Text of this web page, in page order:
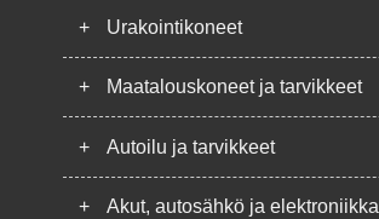
+ Urakointikoneet
+ Maatalouskoneet ja tarvikkeet
+ Autoilu ja tarvikkeet
+ Akut, autosähkö ja elektroniikka